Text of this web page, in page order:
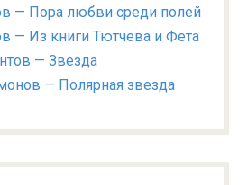
— Пора любви среди полей
— Из книги Тютчева и Фета
— Звезда
— Полярная звезда